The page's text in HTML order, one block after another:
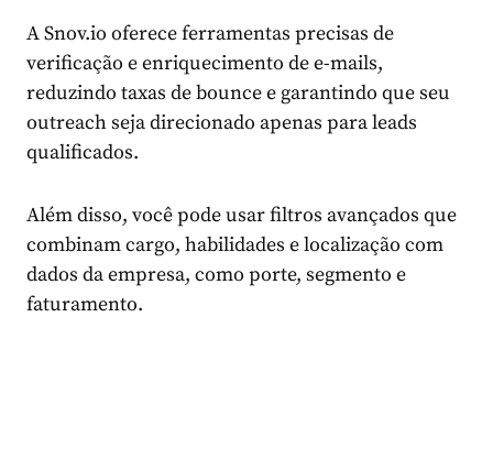
A Snov.io oferece ferramentas precisas de
verificação e enriquecimento de e-mails,
reduzindo taxas de bounce e garantindo que seu
outreach seja direcionado apenas para leads
qualificados.
Além disso, você pode usar filtros avançados que
combinam cargo, habilidades e localização com
dados da empresa, como porte, segmento e
faturamento.